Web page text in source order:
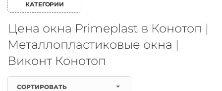
КАТЕГОРИИ
Цена окна Primeplast в Конотоп |
Металлопластиковые окна |
Виконт Конотоп
СОРТИРОВАТЬ